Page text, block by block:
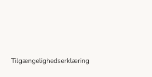
Tilgængelighedserklæring